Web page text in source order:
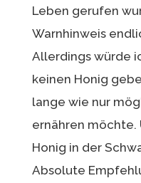
Leben gerufen
Warnhinweis
Allerdings würde
keinen Honig
lange wie nur
ernähren möchte.
Honig in der
Absolute